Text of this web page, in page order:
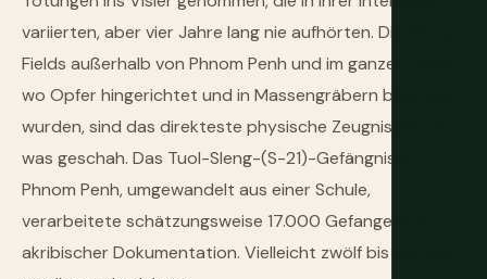
variierten, aber vier Jahre lang nie aufhörten. Die Killing
Fields außerhalb von Phnom Penh und im ganzen Land,
wo Opfer hingerichtet und in Massengräbern begraben
wurden, sind das direkteste physische Zeugnis dessen,
was geschah. Das Tuol-Sleng-(S-21)-Gefängnis in
Phnom Penh, umgewandelt aus einer Schule,
verarbeitete schätzungsweise 17.000 Gefangene mit
akribischer Dokumentation. Vielleicht zwölf bis vierzehn